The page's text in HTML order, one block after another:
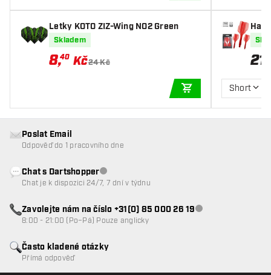
Letky KOTO ZIZ-Wing NO2 Green
Skladem
8,40 Kč24 Kč
PŘIDAT DO KOŠÍKU
Short
Často kladené otázky
Přímá odpověď
Poslat Email
Odpověď do 1 pracovního dne
Chat s DartshopperZákaznický servis nedostupný
Chat je k dispozici 24/7, 7 dní v týdnu
Zavolejte nám na číslo +31(0) 85 000 26 19Zákaznický servis
8:00 - 21:00 (Po–Pá) Pouze anglicky